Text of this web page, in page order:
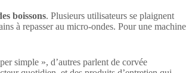
boissons. Plusieurs utilisateurs se plaignent
à repasser au micro-ondes. Pour une machine
simple », d’autres parlent de corvée